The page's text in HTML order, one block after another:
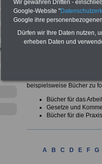
Einfach dasFormular
neuer Artikel
Von den Mitgliedern in
kompetente Auskünfte
beispielsweise Bücher zu
Bücher für das
Gesetze und
Bücher für die
A B C D E F G
Wir gewähren Dritten -
Google-Website "
Google ihre
Dürfen wir Ihre Daten nutzen,
erheben Daten und